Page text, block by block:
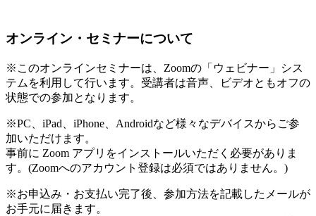
オンライン・セミナーについて
※このオンラインセミナーは、Zoomの「ウェビナー」シス
テムを利用して行います。受講者は音声、ビデオともオフの
状態での参加となります。
※PC、iPad、iPhone、Androidなど様々なデバイスからご参
加いただけます。
事前に Zoom アプリをインストールいただく必要がありま
す。(Zoomへのアカウント登録は必須ではありません。)
※お申込み・お支払い完了後、参加方法を記載したメールが
お手元に届きます。